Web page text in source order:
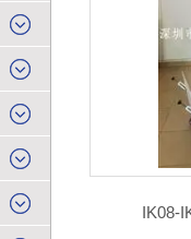
IK08-